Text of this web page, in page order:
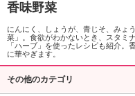
香味野菜
にんにく、しょうが、青じそ、みょ
菜」。食欲がわかないとき、スタミ
「ハーブ」を使ったレシピも紹介
に華やぎます。
その他のカテゴリ